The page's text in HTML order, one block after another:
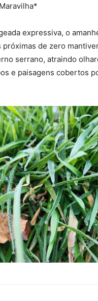
expressiva, o
próximas de zero
serrano, atraindo
e paisagens cobertos